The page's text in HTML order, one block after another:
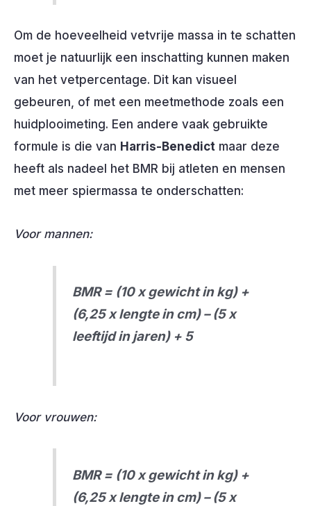
Om de hoeveelheid vetvrije massa in te schatten
moet je natuurlijk een inschatting kunnen maken
van het vetpercentage. Dit kan visueel
gebeuren, of met een meetmethode zoals een
huidplooimeting. Een andere vaak gebruikte
formule is die van Harris-Benedict maar deze
heeft als nadeel het BMR bij atleten en mensen
met meer spiermassa te onderschatten:
Voor mannen:
BMR = (10 x gewicht in kg) +
(6,25 x lengte in cm) – (5 x
leeftijd in jaren) + 5
Voor vrouwen:
BMR = (10 x gewicht in kg) +
(6,25 x lengte in cm) – (5 x